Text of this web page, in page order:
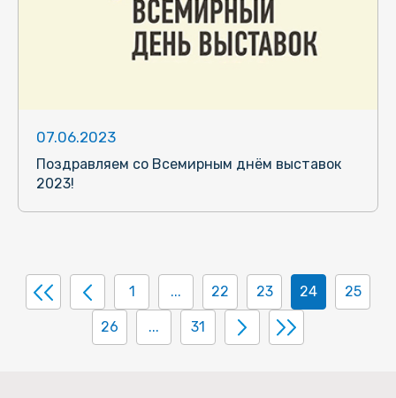
07.06.2023
Поздравляем со Всемирным днём выставок
2023!
1 ... 22 23 24 25
26 ... 31